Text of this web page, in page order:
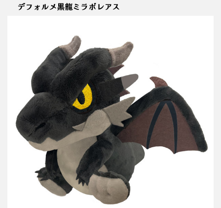
デフォルメ黒龍ミラボレアス